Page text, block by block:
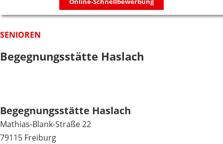
SENIOREN
Begegnungsstätte Haslach
Begegnungsstätte Haslach
Mathias-Blank-Straße 22
79115 Freiburg